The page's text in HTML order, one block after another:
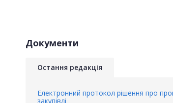
Документи
Остання редакція
Електронний протокол рішення про
закупівлі